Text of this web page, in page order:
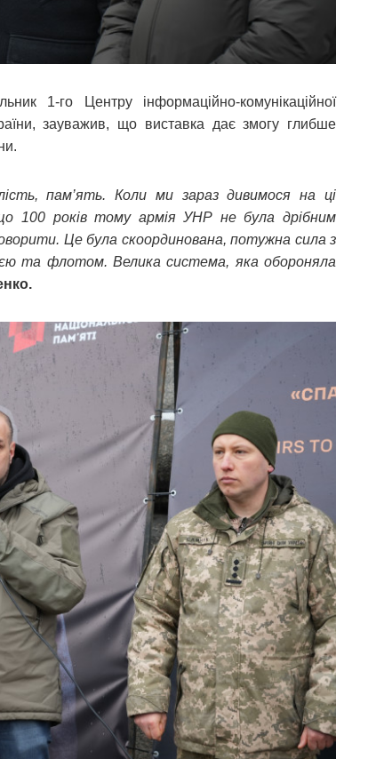
1-го Центру інформаційно-комунікаційної
зауважив, що виставка дає змогу глибше
пам’ять. Коли ми зараз дивимося на ці
100 років тому армія УНР не була дрібним
Це була скоординована, потужна сила з
та флотом. Велика система, яка обороняла